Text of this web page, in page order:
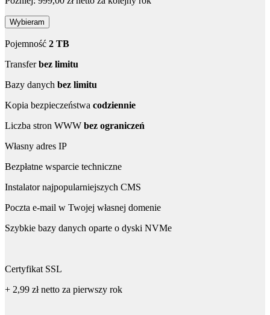
Wybieram
Pojemność 2 TB
Transferbez limitu
Bazy danych bez limitu
Kopia bezpieczeństwa codziennie
Liczba stron WWW bez ograniczeń
Własny adres IP
Bezpłatne wsparcie techniczne
Instalator najpopularniejszych CMS
Poczta e-mail w Twojej własnej domenie
Szybkie bazy danych oparte o dyski NVMe
Certyfikat SSL
+ 2,99 złnetto za pierwszy rok